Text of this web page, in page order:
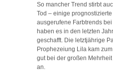
So mancher Trend stirbt
Tod – einige prognostizierte
ausgerufene Farbtrends
haben es in den letzten
geschafft. Die letztjährige
Prophezeiung Lila kam
gut bei der großen
an.